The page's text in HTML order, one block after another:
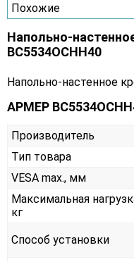
Похожие
Напольно-
ВС5534ОСНН40
Напольно-настенное
АРМЕР
Производитель
Тип товара
VESA max., мм
Максимальная
кг
Способ установки